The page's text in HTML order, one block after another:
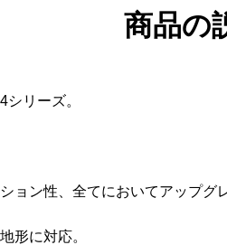
商品の
リーズ。
ョン性、全てにおいてアップグ
形に対応。